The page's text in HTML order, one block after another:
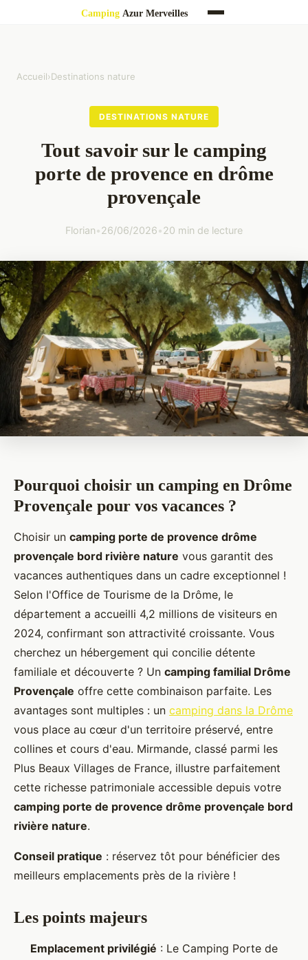
Accueil›Destinations nature
DESTINATIONS NATURE
Tout savoir sur le camping
porte de provence en drôme
provençale
Florian•26/06/2026•20 min de lecture
Pourquoi choisir un camping en Drôme
Provençale pour vos vacances ?
Choisir un camping porte de provence drôme
provençale bord rivière nature vous garantit des
vacances authentiques dans un cadre exceptionnel !
Selon l'Office de Tourisme de la Drôme, le
département a accueilli 4,2 millions de visiteurs en
2024, confirmant son attractivité croissante. Vous
cherchez un hébergement qui concilie détente
familiale et découverte ? Un camping familial Drôme
Provençale offre cette combinaison parfaite. Les
avantages sont multiples : un camping dans la Drôme
vous place au cœur d'un territoire préservé, entre
collines et cours d'eau. Mirmande, classé parmi les
Plus Beaux Villages de France, illustre parfaitement
cette richesse patrimoniale accessible depuis votre
camping porte de provence drôme provençale bord
rivière nature.
Conseil pratique : réservez tôt pour bénéficier des
meilleurs emplacements près de la rivière !
Les points majeurs
Emplacement privilégié : Le Camping Porte de